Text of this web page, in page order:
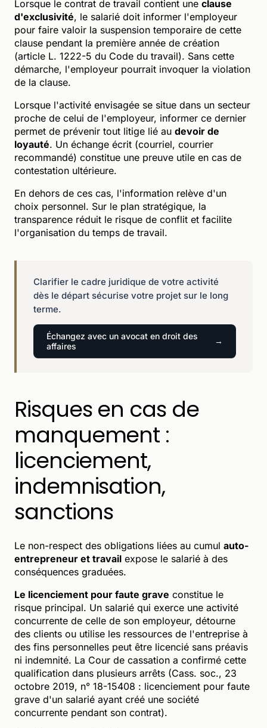
Lorsque le contrat de travail contient une clause
d'exclusivité, le salarié doit informer l'employeur
pour faire valoir la suspension temporaire de cette
clause pendant la première année de création
(article L. 1222-5 du Code du travail). Sans cette
démarche, l'employeur pourrait invoquer la violation
de la clause.
Lorsque l'activité envisagée se situe dans un secteur
proche de celui de l'employeur, informer ce dernier
permet de prévenir tout litige lié au devoir de
loyauté. Un échange écrit (courriel, courrier
recommandé) constitue une preuve utile en cas de
contestation ultérieure.
En dehors de ces cas, l'information relève d'un
choix personnel. Sur le plan stratégique, la
transparence réduit le risque de conflit et facilite
l'organisation du temps de travail.
Clarifier le cadre juridique de votre activité
dès le départ sécurise votre projet sur le long
terme.
Échangez avec un avocat en droit des
affaires
Risques en cas de
manquement :
licenciement,
indemnisation,
sanctions
Le non-respect des obligations liées au cumul auto-
entrepreneur et travail expose le salarié à des
conséquences graduées.
Le licenciement pour faute grave constitue le
risque principal. Un salarié qui exerce une activité
concurrente de celle de son employeur, détourne
des clients ou utilise les ressources de l'entreprise à
des fins personnelles peut être licencié sans préavis
ni indemnité. La Cour de cassation a confirmé cette
qualification dans plusieurs arrêts (Cass. soc., 23
octobre 2019, n° 18-15408 : licenciement pour faute
grave d'un salarié ayant créé une société
concurrente pendant son contrat).